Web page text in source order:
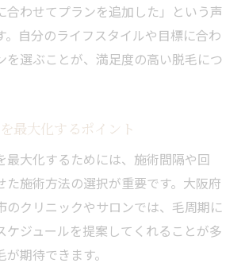
合わせてプランを追加した」という声
。自分のライフスタイルや目標に合わ
を選ぶことが、満足度の高い脱毛につ
最大化するポイント
最大化するためには、施術間隔や回
た施術方法の選択が重要です。大阪府
のクリニックやサロンでは、毛周期に
ケジュールを提案してくれることが多
期待できます。